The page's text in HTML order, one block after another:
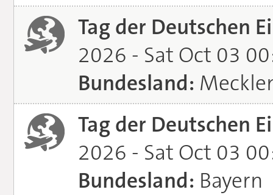
Tag der Deutschen
2026 - Sat Oct 03
Bundesland:
Tag der Deutschen
2026 - Sat Oct 03
Bundesland: Bayern